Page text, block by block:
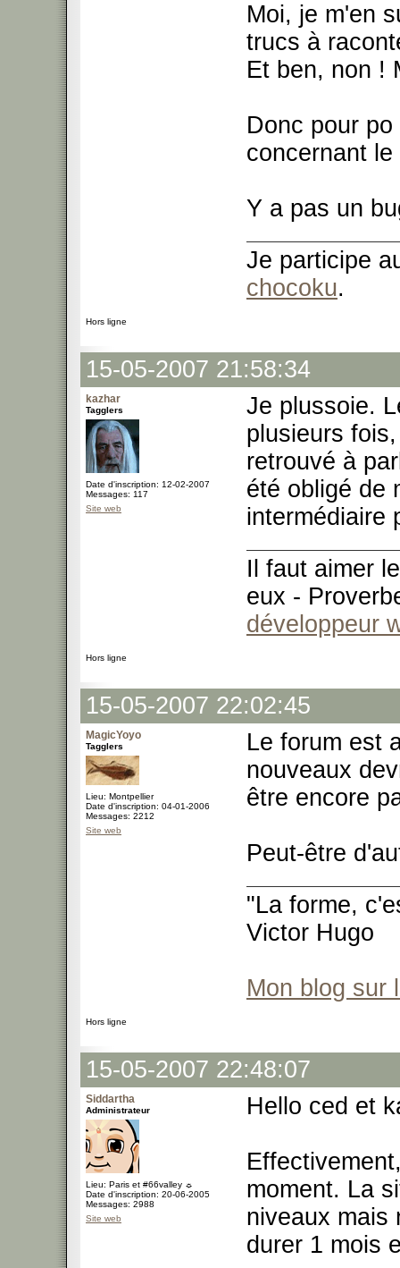
Moi, je m'en
trucs à
Et ben, non !
Donc pour
concernant
Y a pas un
Je participe
chocoku.
Hors ligne
15-05-2007 21:58:34
kazhar
Tagglers
Date d'inscription: 12-02-2007
Messages: 117
Site web
Je plussoie.
plusieurs
retrouvé à
été obligé de
intermédiaire
Il faut aimer
eux -
développeur
Hors ligne
15-05-2007 22:02:45
MagicYoyo
Tagglers
Lieu: Montpellier
Date d'inscription: 04-01-2006
Messages: 2212
Site web
Le forum est
nouveaux
être encore
Peut-être
"La forme,
Victor Hugo
Mon blog sur
Hors ligne
15-05-2007 22:48:07
Siddartha
Administrateur
Lieu: Paris et #66valley ☼
Date d'inscription: 20-06-2005
Messages: 2988
Site web
Hello ced et
moment. La
niveaux mais
durer 1 mois